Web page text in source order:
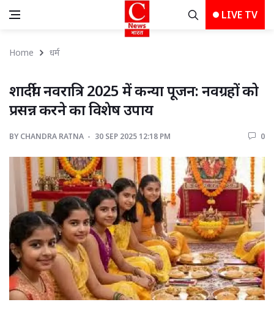
LIVE TV
Home धर्म
शार्दीय नवरात्रि 2025 में कन्या पूजन: नवग्रहों को
प्रसन्न करने का विशेष उपाय
BY CHANDRA RATNA 30 SEP 2025 12:18 PM 0